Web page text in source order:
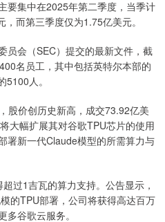
集中在2025年第二季度，当季计
，而第三季度仅为1.75亿美元。
会（SEC）提交的最新文件，截
名员工，其中包括英特尔本部的
人。
价创历史新高，成交73.92亿美
大幅扩展其对谷歌TPU芯片的使用
署新一代Claude模型的所需算力与
1吉瓦的算力支持。公告显示，
的TPU部署，公司将获得高达百万
谷歌云服务。